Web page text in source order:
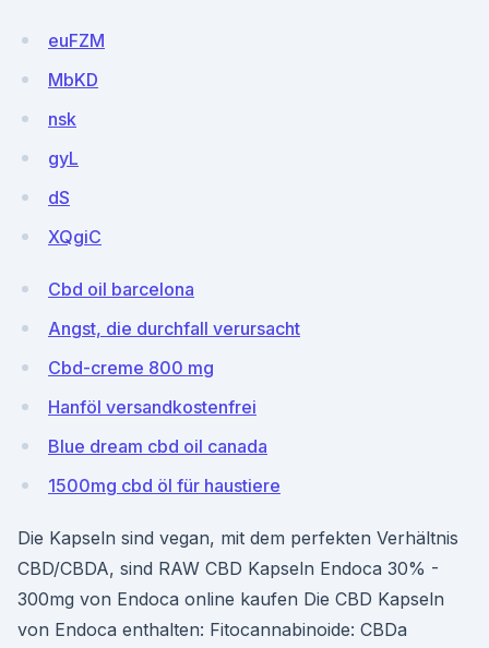
euFZM
MbKD
nsk
gyL
dS
XQgiC
Cbd oil barcelona
Angst, die durchfall verursacht
Cbd-creme 800 mg
Hanföl versandkostenfrei
Blue dream cbd oil canada
1500mg cbd öl für haustiere
Die Kapseln sind vegan, mit dem perfekten Verhältnis
CBD/CBDA, sind RAW CBD Kapseln Endoca 30% -
300mg von Endoca online kaufen Die CBD Kapseln
von Endoca enthalten: Fitocannabinoide: CBDa